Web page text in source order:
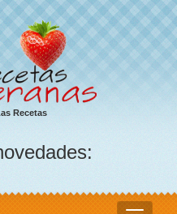
Recetas